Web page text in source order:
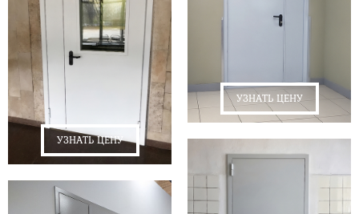
УЗНАТЬ ЦЕНУ
УЗНАТЬ ЦЕНУ